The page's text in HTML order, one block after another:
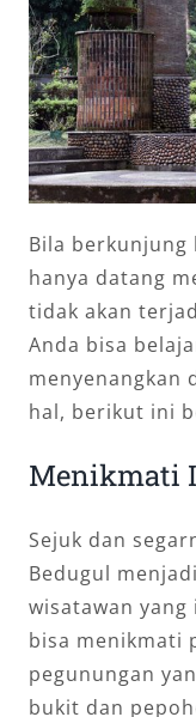
Bila berkunjung
hanya datang
tidak akan
Anda bisa
menyenangkan
hal, berikut ini
Menikmati
Sejuk dan
Bedugul
wisatawan
bisa menikmati
pegunungan
bukit dan